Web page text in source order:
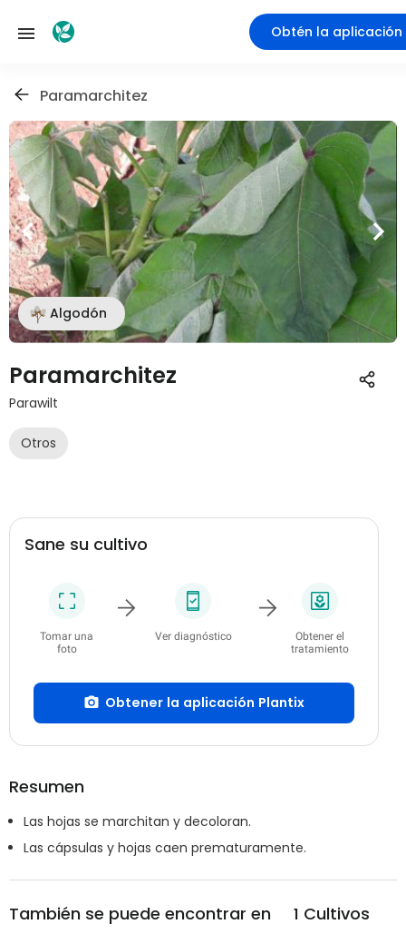
Obtén la aplicación
Paramarchitez
Algodón
Paramarchitez
Parawilt
Otros
Sane su cultivo
Tomar una
foto
Ver diagnóstico
Obtener el
tratamiento
Obtener la aplicación Plantix
Resumen
Las hojas se marchitan y decoloran.
Las cápsulas y hojas caen prematuramente.
También se puede encontrar en 1 Cultivos